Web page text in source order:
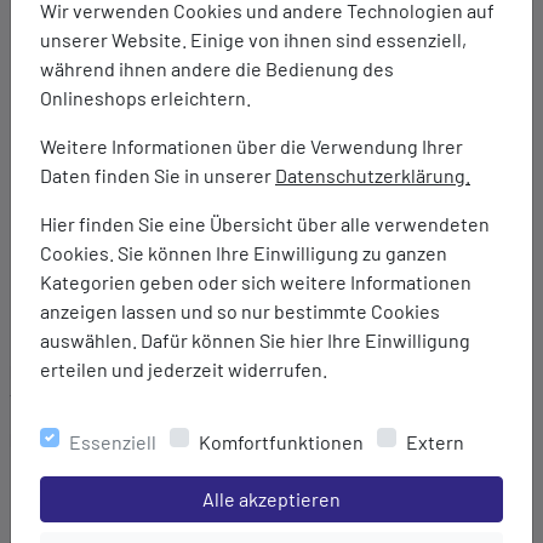
Wir verwenden Cookies und andere Technologien auf
unserer Website. Einige von ihnen sind essenziell,
während ihnen andere die Bedienung des
Onlineshops erleichtern.
Weitere Informationen über die Verwendung Ihrer
Daten finden Sie in unserer Datenschutzerklärung.
Hier finden Sie eine Übersicht über alle verwendeten
Cookies. Sie können Ihre Einwilligung zu ganzen
Kategorien geben oder sich weitere Informationen
anzeigen lassen und so nur bestimmte Cookies
auswählen. Dafür können Sie hier Ihre Einwilligung
erteilen und jederzeit widerrufen.
Essenziell Komfortfunktionen Extern
Einstellungen speichern für die Gruppe
Alle akzeptieren
Atmungsaktivität: 8000 g/m²/24hrs
Wassersäule: 8000 mm
Inklusive Aufbewahrungsbeutel
Seitlicher, abgedeckter Reißverschluss bis Höhe
Oberschenkel
Bund mit Gummizug
Gesäßtasche mit verdecktem Reißverschluss
Kleine Geldtasche
Logo-Druck
Regular Fit
Marke:
Material:
Membrane: 100% Thermoplastisches Polyurethan